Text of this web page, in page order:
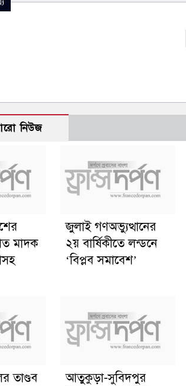
নিউজ
মাদক
জুলাই গণঅভ্যুত্থানের
২য় বার্ষিকীতে লন্ডনে
‘বিপ্লব সমাবেশ’
তাণ্ডব
আতুকুড়া-সুবিদপুর